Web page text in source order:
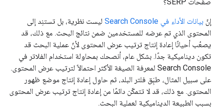
إنّ بيانات الأداء في Search Console
ليست نظرية، بل تستنِد إلى
المحتوى الذي تم عرضه للمستخدمين ضمن نتائج البحث. مع ذلك، قد
يصعُب أحيانًا إعادة إنتاج ترتيب عرض المحتوى لأنّ عملية البحث قد
تكون ديناميكية جدًا. بشكل عام، أنصحك بمحاولة استخدام الفلاتر في
Search Console لمعرفة الصيغة الأكثر احتمالاً لترتيب عرض المحتوى.
على سبيل المثال، طبَِق فلتر البلد، ثم حاوِل إعادة إنتاج موضع ظهور
المحتوى. مع ذلك، قد لا تتمكّن دائمًا من إعادة إنتاج ترتيب عرض المحتوى
بسبب الطبيعة الديناميكية لعملية البحث.